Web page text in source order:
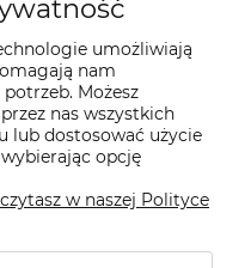
24-77
umożliwiają
nam
Możesz
nas wszystkich
lub dostosować użycie
opcję
w naszej Polityce